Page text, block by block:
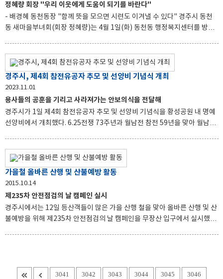
의 고충을 함께 나누며 해결 방안을 모색했다. 주낙영 시장은 “직원 여러분들
의 소중한 목소리를 통해 경주시의 손과 발인 운
정혜량 회장 "우리 이웃에게 도움이 되기를 바란다"
- 배경혜 동천동장 "함께 뜻을 모으면 시련도 이겨낼 수 있다" 경주시 동천
동 새마을부녀회(회장 정혜량)는 4월 1일(화) 동천동 행정복지센터를 방문
도움이 되기를 바란다"며, "빠른 복구와 함께 일상이 회복되기를 진심으로
바란다"고 전했다. 배경혜 동천동장은 "힘든 시련과 고난도 함께 뜻을 모으
면 반드시 이겨낼 수 있을 것이다"라며, "앞으로도 지역 내 취약계층과 함께
동모금회를 통해 피해 지역의 복구와 이재민들의 생활 지원에 사용될 예정
이다.
경주시, 제4회 참전유공자 추모 및 선양비 기념식 개최
2023.11.01
용사들의 공훈을 기리고 사라져가는 안보의식을 전달해
경주시가 1일 제4회 참전유공자 추모 및 선양비 기념식을 황성공원 내 명예
선양비에서 개최했다. 6.25전쟁 73주년과 월남전 참전 59년을 맞아 월남전
석했다. 행사는 헌화 및 분향, 대회·기념사, APEC유치 퍼포먼스 등의 순으
로 진행됐다. 참석자들은 6.25전쟁과 월남전에 참전한 용사들의 공훈을 기
리고 사라져가는 안보의식을 미래 세대에 전할 수 있는 뜻깊은 시간을 가졌
적인 도시 경주에서 개최하는 것이 당연하며 한목소리를 냈다. 주낙영 경주
시장은 “소중한 청춘과 목숨을 바쳐 조
가을철 올바른 산행 및 산불예방 활동
2015.10.14
제235차 안전점검의 날 캠페인 실시
경주시에서는 12일 등산객들이 많은 가을 산행 철을 맞아 올바른 산행 및 산
불예방을 위해 제235차 안전점검의 날 캠페인을 무장산 입구에서 실시했다.
에는 산행 안천수칙과 등산 시 응급처치방법과 산불예방 차원에서 산림방화
3041 3042 3043 3044 3045 3046